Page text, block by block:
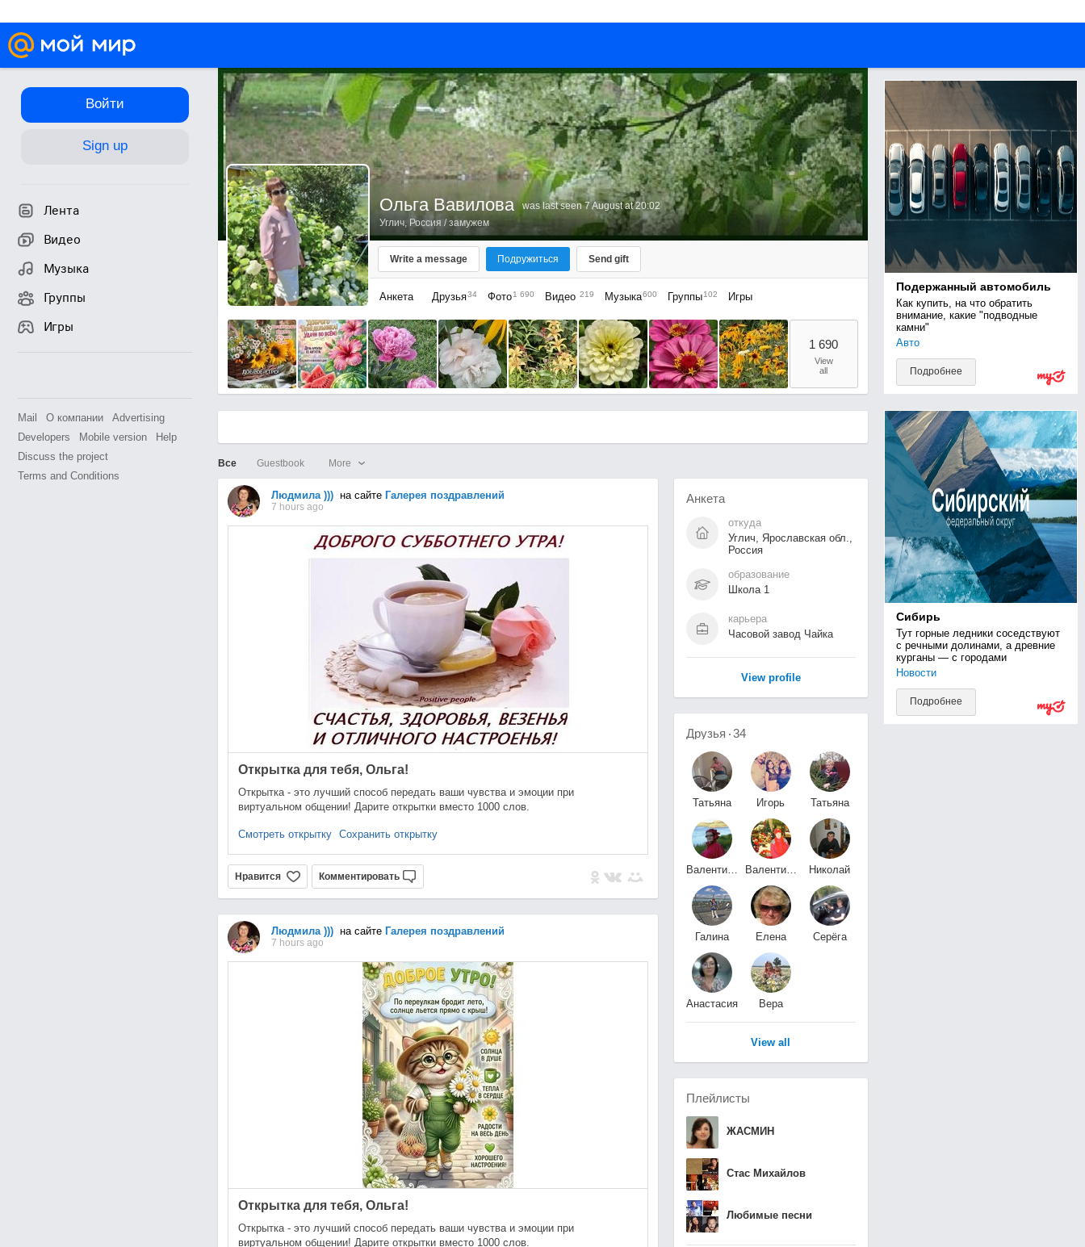
Войти
Sign up
Лента
Видео
Музыка
Группы
Игры
Mail О компании
Advertising
Developers
Mobile version
Help
Discuss the project
Terms and Conditions
Ольга Вавилова
was last seen 7 August at 20:02
Углич, Россия / замужем
Write a message Подружиться Send gift
Анкета Друзья34 Фото 1 690 Видео 219 Музыка600 Группы 102 Игры
1 690
View
all
Все Guestbook More
Людмила )))на сайте Галерея поздравлений
7 hours ago
Открытка для тебя, Ольга!
Открытка - это лучший способ передать ваши чувства и эмоции при
виртуальном общении! Дарите открытки вместо 1000 слов.
Смотреть открытку Сохранить открытку
Нравится Комментировать
Людмила )))на сайте Галерея поздравлений
7 hours ago
Открытка для тебя, Ольга!
Открытка - это лучший способ передать ваши чувства и эмоции при
виртуальном общении! Дарите открытки вместо 1000 слов.
Анкета
откуда
Углич, Ярославская обл.,
Россия
образование
Школа 1
карьера
Часовой завод Чайка
View profile
Подержанный автомобиль
Как купить, на что обратить
внимание, какие "подводные
камни"
Авто
Подробнее
Сибирь
Тут горные ледники соседствуют
с речными долинами, а древние
курганы — с городами
Новости
Подробнее
Друзья 34
Татьяна
Игорь
Татьяна
Валентина
Валентина
Николай
Галина
Елена
Серёга
Анастасия
Вера
View all
Плейлисты
ЖАСМИН
Стас Михайлов
Любимые песни